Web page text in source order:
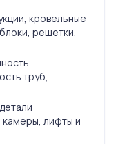
кровельные
решетки,
труб,
камеры, лифты и